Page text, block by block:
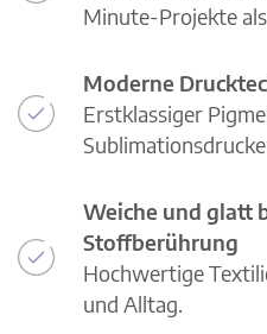
Minute-Projekte
Moderne
Erstklassiger
Weiche und glatt
Stoffberührung
Hochwertige
und Alltag.